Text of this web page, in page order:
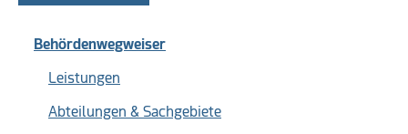
Behördenwegweiser
Leistungen
Abteilungen & Sachgebiete